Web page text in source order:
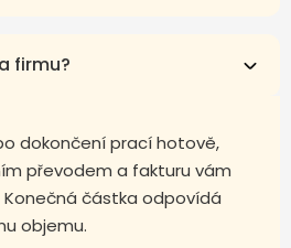
firmu?
dokončení prací hotově,
převodem a fakturu vám
částka odpovídá
objemu.